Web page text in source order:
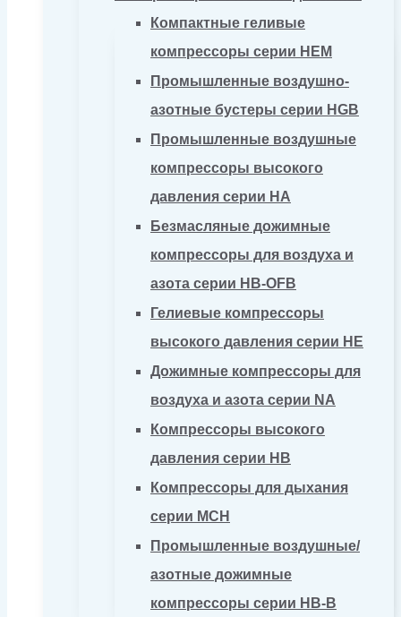
Компактные геливые
компрессоры серии HEM
Промышленные воздушно-
азотные бустеры серии HGB
Промышленные воздушные
компрессоры высокого
давления серии HA
Безмасляные дожимные
компрессоры для воздуха и
азота серии HB-OFB
Гелиевые компрессоры
высокого давления серии HE
Дожимные компрессоры для
воздуха и азота серии NA
Компрессоры высокого
давления серии HB
Компрессоры для дыхания
серии MCH
Промышленные воздушные/
азотные дожимные
компрессоры серии HB-B